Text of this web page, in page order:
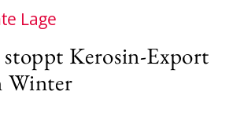
Lage
stoppt Kerosin-Export
Winter